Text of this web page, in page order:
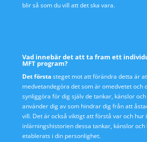
blir så som du vill att det ska vara.
Vad innebär det att ta fram ett
MFT program?
Det förstasteget mot att förändra detta är
medvetandegöra det som är omedvetet och
synliggöra för dig själv de tankar, känslor
använder dig av som hindrar dig från att
vill. Det är också viktigt att förstå var och hur i
inlärningshistorien dessa tankar, känslor och
etablerats i din personlighet.